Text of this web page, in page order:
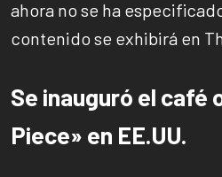
ahora no se ha
contenido se exhibirá en
Se inauguró el café
Piece» en EE.UU.